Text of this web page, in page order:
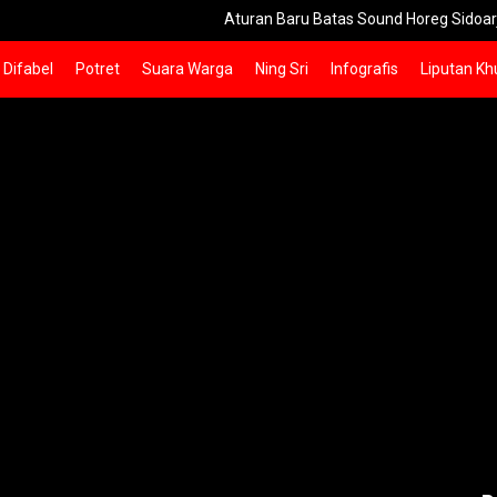
Aturan Baru Batas Sound Horeg Sidoarjo
Difabel Potret Suara Warga Ning Sri Infografis Liputan